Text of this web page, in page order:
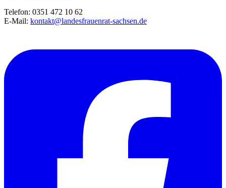
Telefon: 0351 472 10 62
E-Mail: kontakt@landesfrauenrat-sachsen.de